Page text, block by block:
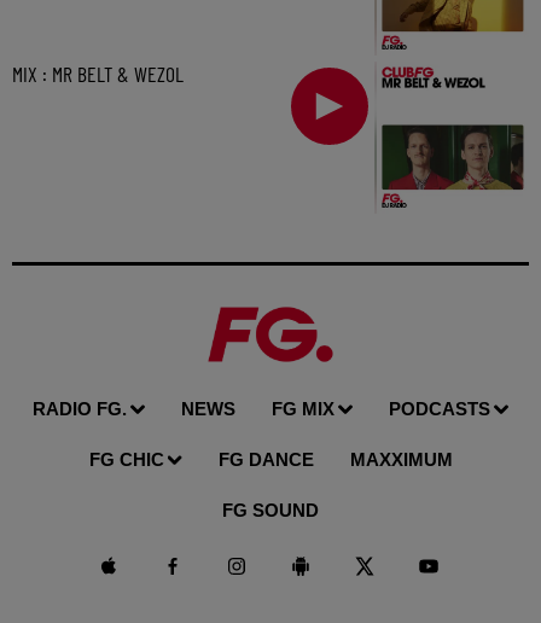
MIX : MR BELT & WEZOL
RADIO FG. NEWS FG MIX PODCASTS
FG CHIC FG DANCE MAXXIMUM
FG SOUND